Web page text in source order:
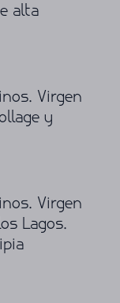
alta
Virgen
y
Virgen
Lagos.